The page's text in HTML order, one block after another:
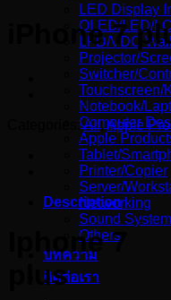
LED Display
OLED/LED/
LFD/VDO Wall
Projector/
Switcher/
Touchscreen/
Notebook/
Computer
Apple
Tablet/
Printer/Copier
Server/
Networking
Sound System
Others
บทความ
ติดต่อเรา
iPhone 7
Categories:All,Apple
Description
Iphone 7
plus